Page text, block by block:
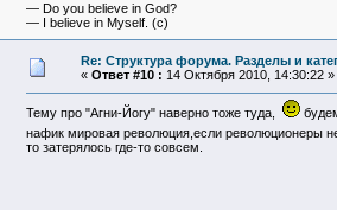
— Do you believe in God?
— I believe in Myself. (c)
Re: Структура форума. Разделы и
« Ответ #10 : 14 Октября 2010, 14:30:22 »
Тему про "Агни-Йогу" наверно тоже туда,
нафик мировая революция,если революционеры
то затерялось где-то совсем.